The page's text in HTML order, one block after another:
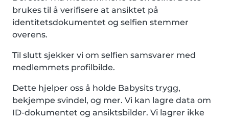
brukes til å verifisere at ansiktet på
identitetsdokumentet og selfien stemmer
overens.
Til slutt sjekker vi om selfien samsvarer med
medlemmets profilbilde.
Dette hjelper oss å holde Babysits trygg,
bekjempe svindel, og mer. Vi kan lagre data om
ID-dokumentet og ansiktsbilder. Vi lagrer ikke